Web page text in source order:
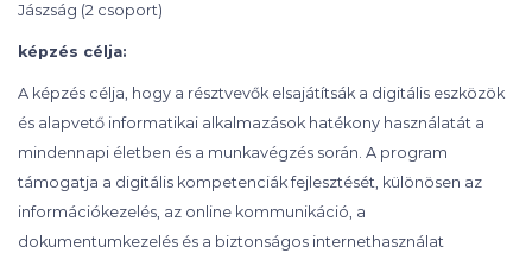
Jászság (2 csoport)
képzés célja:
A képzés célja, hogy a résztvevők elsajátítsák a digitális eszközök
és alapvető informatikai alkalmazások hatékony használatát a
mindennapi életben és a munkavégzés során. A program
támogatja a digitális kompetenciák fejlesztését, különösen az
információkezelés, az online kommunikáció, a
dokumentumkezelés és a biztonságos internethasználat